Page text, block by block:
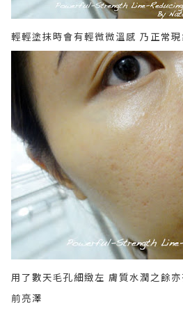
輕輕塗抹時會有輕微微溫感 乃正常現
用了數天毛孔細緻左 膚質水潤之餘
前亮澤